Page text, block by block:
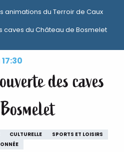
animations du Terroir de Caux
du Château de Bosmelet
des caves
CULTURELLE
SPORTS ET LOISIRS